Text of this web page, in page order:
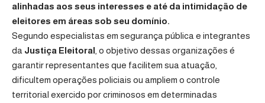
alinhadas aos seus interesses e até da intimidação de
eleitores em áreas sob seu domínio.
Segundo especialistas em segurança pública e integrantes
da Justiça Eleitoral , o objetivo dessas organizações é
garantir representantes que facilitem sua atuação,
dificultem operações policiais ou ampliem o controle
territorial exercido por criminosos em determinadas